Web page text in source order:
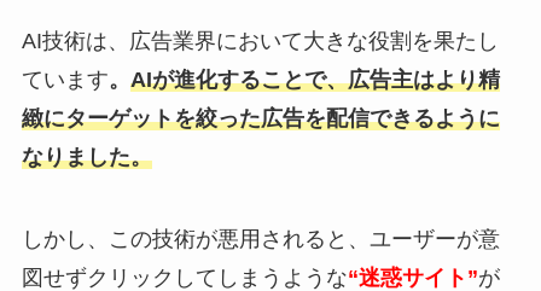
AI技術は、広告業界において大きな役割を果たし
ています。 AIが進化することで、広告主はより精
緻にターゲットを絞った広告を配信できるように
なりました。
しかし、この技術が悪用されると、ユーザーが意
図せずクリックしてしまうような“迷惑サイト”が